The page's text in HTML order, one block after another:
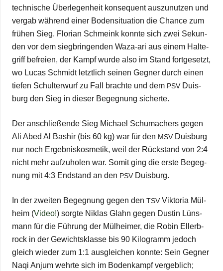
tech­ni­sche Über­le­gen­heit kon­se­quent aus­zu­nut­zen und
ver­gab wäh­rend einer Boden­si­tua­tion die Chance zum
frü­hen Sieg. Flo­rian Schmeink konnte sich zwei Sekun­
den vor dem sieg­brin­gen­den Waza-ari aus einem Hal­te­
griff befreien, der Kampf wurde also im Stand fort­ge­setzt,
wo Lucas Schmidt letzt­lich sei­nen Geg­ner durch einen
tie­fen Schul­ter­wurf zu Fall brachte und dem PSV Duis­
burg den Sieg in die­ser Begeg­nung sicherte.
Der anschlie­ßende Sieg Michael Schu­ma­chers gegen
Ali Abed Al Bas­hir (bis 60 kg) war für den MSV Duis­burg
nur noch Ergeb­nis­kos­me­tik, weil der Rück­stand von 2:4
nicht mehr auf­zu­ho­len war. Somit ging die erste Begeg­
nung mit 4:3 End­stand an den PSV Duisburg.
In der zwei­ten Begeg­nung gegen den TSV Vik­to­ria Mül­
heim (Video!) sorgte Niklas Glahn gegen Dus­tin Lüns­
mann für die Füh­rung der Mül­hei­mer, die Robin Eller­b­
rock in der Gewichts­klasse bis 90 Kilo­gramm jedoch
gleich wie­der zum 1:1 aus­glei­chen konnte: Sein Geg­ner
Naqi Anjum wehrte sich im Boden­kampf ver­geb­lich;